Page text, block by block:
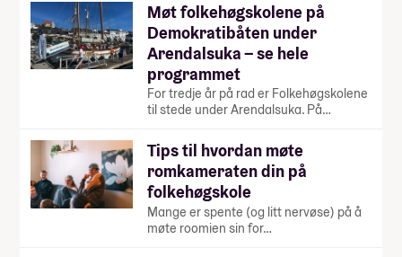
Møt folkehøgskolene på
Demokratibåten under
Arendalsuka – se hele
programmet
For tredje år på rad er Folkehøgskolene
til stede under Arendalsuka. På…
Tips til hvordan møte
romkameraten din på
folkehøgskole
Mange er spente (og litt nervøse) på å
møte roomien sin for…